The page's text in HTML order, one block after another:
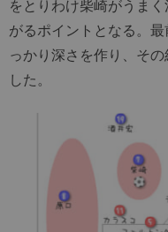
をとりわけ柴崎がうま
がるポイントとなる。
っかり深さを作り、そ
した。